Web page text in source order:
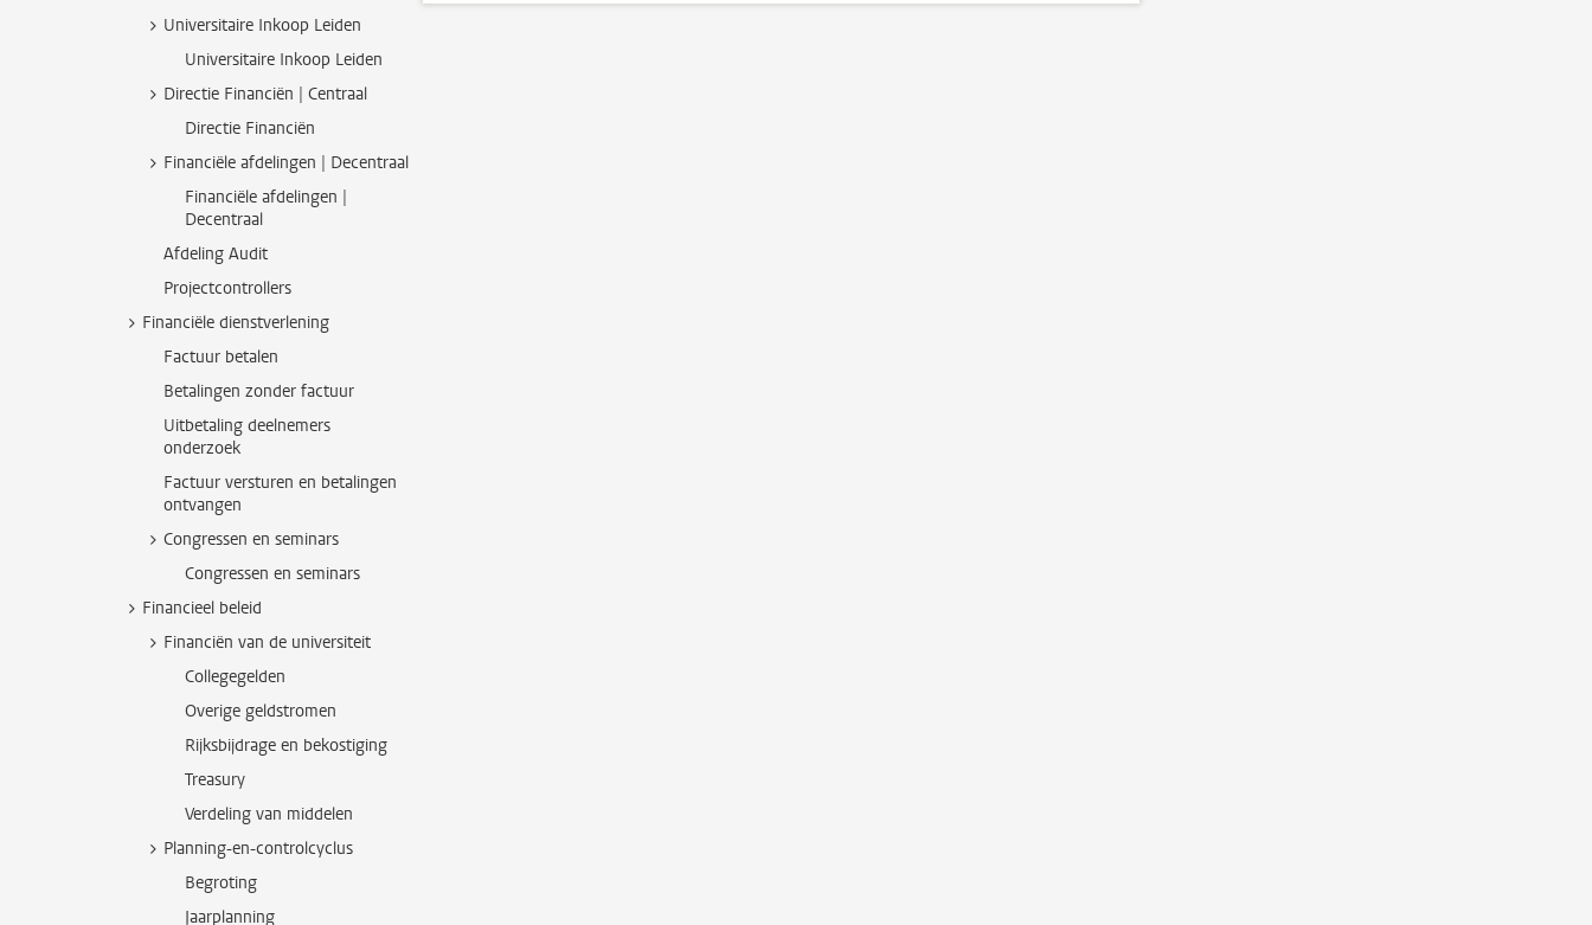
Universitaire Inkoop Leiden
Universitaire Inkoop Leiden
Directie Financiën | Centraal
Directie Financiën
Financiële afdelingen | Decentraal
Financiële afdelingen |
Decentraal
Afdeling Audit
Projectcontrollers
Financiële dienstverlening
Factuur betalen
Betalingen zonder factuur
Uitbetaling deelnemers
onderzoek
Factuur versturen en betalingen
ontvangen
Congressen en seminars
Congressen en seminars
Financieel beleid
Financiën van de universiteit
Collegegelden
Overige geldstromen
Rijksbijdrage en bekostiging
Treasury
Verdeling van middelen
Planning-en-controlcyclus
Begroting
Jaarplanning